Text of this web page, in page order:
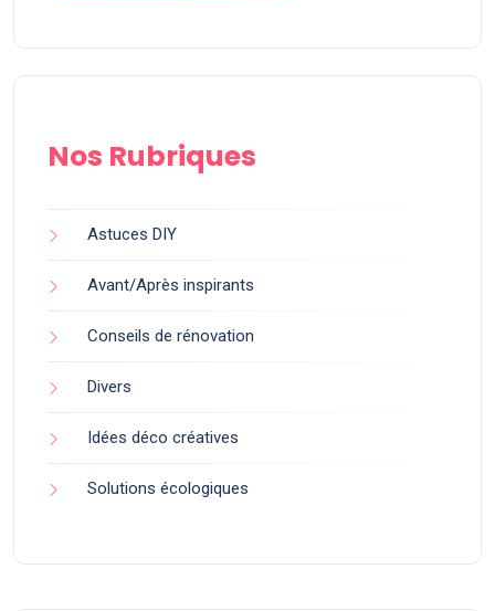
Nos Rubriques
Astuces DIY
Avant/Après inspirants
Conseils de rénovation
Divers
Idées déco créatives
Solutions écologiques